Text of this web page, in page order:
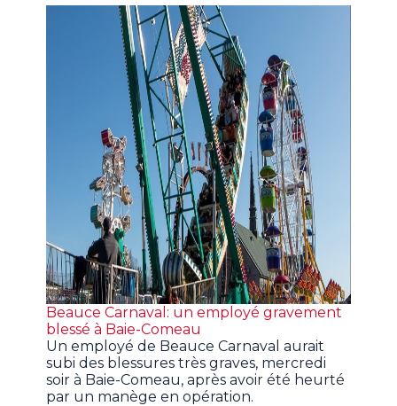
Beauce Carnaval: un employé gravement
blessé à Baie-Comeau
Un employé de Beauce Carnaval aurait
subi des blessures très graves, mercredi
soir à Baie-Comeau, après avoir été heurté
par un manège en opération.